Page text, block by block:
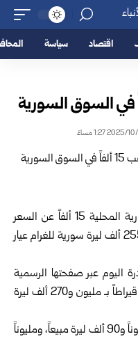
اقتصاد سياسة
ارتفعت أسعار الذهب في السوق السورية المحلية 15 ألفاً عن السعر
الذي سجله أمس الأول، وهو مليون و255 ألف ليرة سورية للغرام عيار
اليوم عبر صفحتها الرسمية
على فيسبوك، سعر غرام الذهب عيار 21 قيراطاً بـ مليون و270 ألف ليرة
وبلغ سعر غرام الذهب عيار 18 قيراطاً مليوناً و90 ألف ليرة مبيعاً، ومليوناً